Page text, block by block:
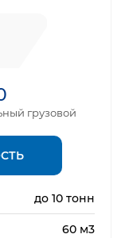
грузовой
до 10 тонн
60 м3